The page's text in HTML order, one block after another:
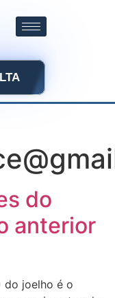
do
anterior
do joelho é o